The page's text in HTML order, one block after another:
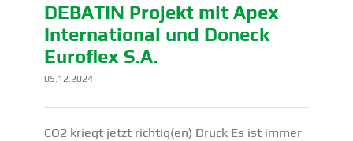
DEBATIN Pro­jekt mit Apex
Inter­na­tio­nal und Don­eck
Euro­flex S.A.
05.12.2024
CO2 kriegt jetzt richtig(en) Druck Es ist immer